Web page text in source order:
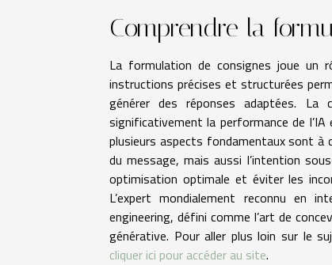
Comprendre la
La formulation de consignes joue un
instructions précises et structurées
générer des réponses adaptées. La
significativement la performance de
plusieurs aspects fondamentaux sont à
du message, mais aussi l’intention
optimisation optimale et éviter les
L’expert mondialement reconnu en
engineering, défini comme l’art de
générative. Pour aller plus loin sur le
cliquer ici pour accéder au site.